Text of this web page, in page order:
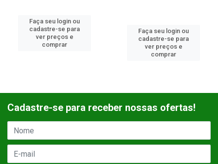
Faça seu login ou
cadastre-se para
ver preços e
comprar
Faça seu login ou
cadastre-se para
ver preços e
comprar
Cadastre-se para receber nossas ofertas!